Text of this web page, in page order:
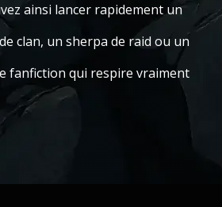
ainsi lancer rapidement un
clan, un sherpa de raid ou un
fanfiction qui respire vraiment